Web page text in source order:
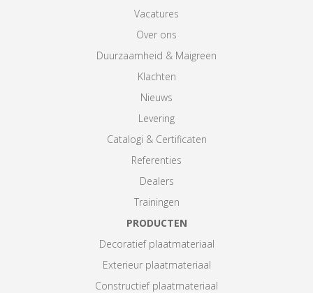
Vacatures
Over ons
Duurzaamheid & Maigreen
Klachten
Nieuws
Levering
Catalogi & Certificaten
Referenties
Dealers
Trainingen
PRODUCTEN
Decoratief plaatmateriaal
Exterieur plaatmateriaal
Constructief plaatmateriaal